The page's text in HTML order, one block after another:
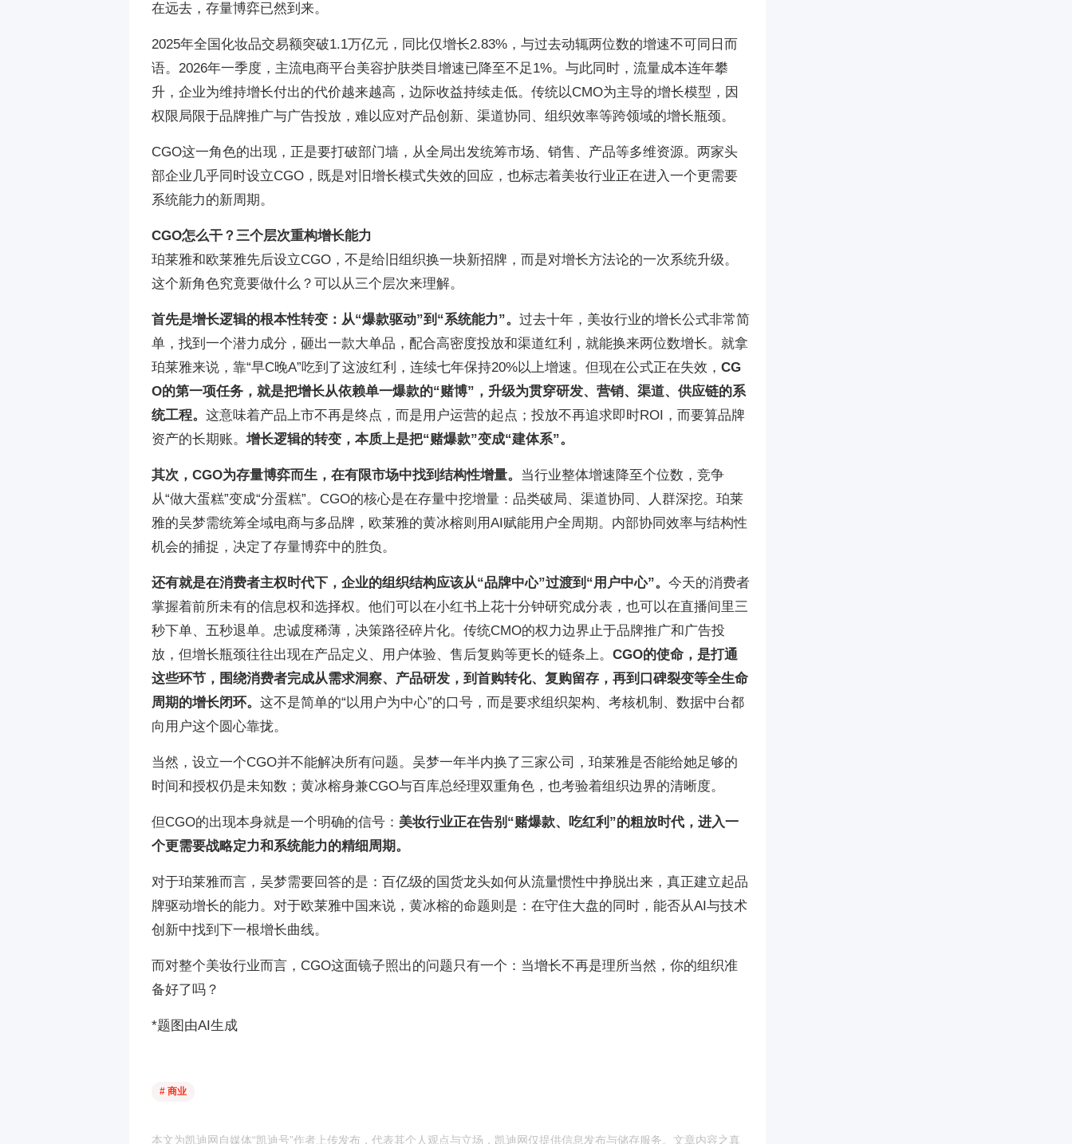
在远去，存量博弈已然到来。
2025年全国化妆品交易额突破1.1万亿元，同比仅增长2.83%，与过去动辄两位数的增速不可同日而
语。2026年一季度，主流电商平台美容护肤类目增速已降至不足1%。与此同时，流量成本连年攀
升，企业为维持增长付出的代价越来越高，边际收益持续走低。传统以CMO为主导的增长模型，因
权限局限于品牌推广与广告投放，难以应对产品创新、渠道协同、组织效率等跨领域的增长瓶颈。
CGO这一角色的出现，正是要打破部门墙，从全局出发统筹市场、销售、产品等多维资源。两家头
部企业几乎同时设立CGO，既是对旧增长模式失效的回应，也标志着美妆行业正在进入一个更需要
系统能力的新周期。
CGO怎么干？三个层次重构增长能力
珀莱雅和欧莱雅先后设立CGO，不是给旧组织换一块新招牌，而是对增长方法论的一次系统升级。
这个新角色究竟要做什么？可以从三个层次来理解。
首先是增长逻辑的根本性转变：从“爆款驱动”到“系统能力”。 过去十年，美妆行业的增长公式非常简
单，找到一个潜力成分，砸出一款大单品，配合高密度投放和渠道红利，就能换来两位数增长。就拿
珀莱雅来说，靠“早C晚A”吃到了这波红利，连续七年保持20%以上增速。但现在公式正在失效， CG
O的第一项任务，就是把增长从依赖单一爆款的“赌博”，升级为贯穿研发、营销、渠道、供应链的系
统工程。 这意味着产品上市不再是终点，而是用户运营的起点；投放不再追求即时ROI，而要算品牌
资产的长期账。 增长逻辑的转变，本质上是把“赌爆款”变成“建体系”。
其次，CGO为存量博弈而生，在有限市场中找到结构性增量。 当行业整体增速降至个位数，竞争
从“做大蛋糕”变成“分蛋糕”。CGO的核心是在存量中挖增量：品类破局、渠道协同、人群深挖。珀莱
雅的吴梦需统筹全域电商与多品牌，欧莱雅的黄冰榕则用AI赋能用户全周期。内部协同效率与结构性
机会的捕捉，决定了存量博弈中的胜负。
还有就是在消费者主权时代下，企业的组织结构应该从“品牌中心”过渡到“用户中心”。 今天的消费者
掌握着前所未有的信息权和选择权。他们可以在小红书上花十分钟研究成分表，也可以在直播间里三
秒下单、五秒退单。忠诚度稀薄，决策路径碎片化。传统CMO的权力边界止于品牌推广和广告投
放，但增长瓶颈往往出现在产品定义、用户体验、售后复购等更长的链条上。 CGO的使命，是打通
这些环节，围绕消费者完成从需求洞察、产品研发，到首购转化、复购留存，再到口碑裂变等全生命
周期的增长闭环。 这不是简单的“以用户为中心”的口号，而是要求组织架构、考核机制、数据中台都
向用户这个圆心靠拢。
当然，设立一个CGO并不能解决所有问题。吴梦一年半内换了三家公司，珀莱雅是否能给她足够的
时间和授权仍是未知数；黄冰榕身兼CGO与百库总经理双重角色，也考验着组织边界的清晰度。
但CGO的出现本身就是一个明确的信号： 美妆行业正在告别“赌爆款、吃红利”的粗放时代，进入一
个更需要战略定力和系统能力的精细周期。
对于珀莱雅而言，吴梦需要回答的是：百亿级的国货龙头如何从流量惯性中挣脱出来，真正建立起品
牌驱动增长的能力。对于欧莱雅中国来说，黄冰榕的命题则是：在守住大盘的同时，能否从AI与技术
创新中找到下一根增长曲线。
而对整个美妆行业而言，CGO这面镜子照出的问题只有一个：当增长不再是理所当然，你的组织准
备好了吗？
*题图由AI生成
# 商业
本文为凯迪网自媒体“凯迪号”作者上传发布，代表其个人观点与立场，凯迪网仅提供信息发布与储存服务。文章内容之真